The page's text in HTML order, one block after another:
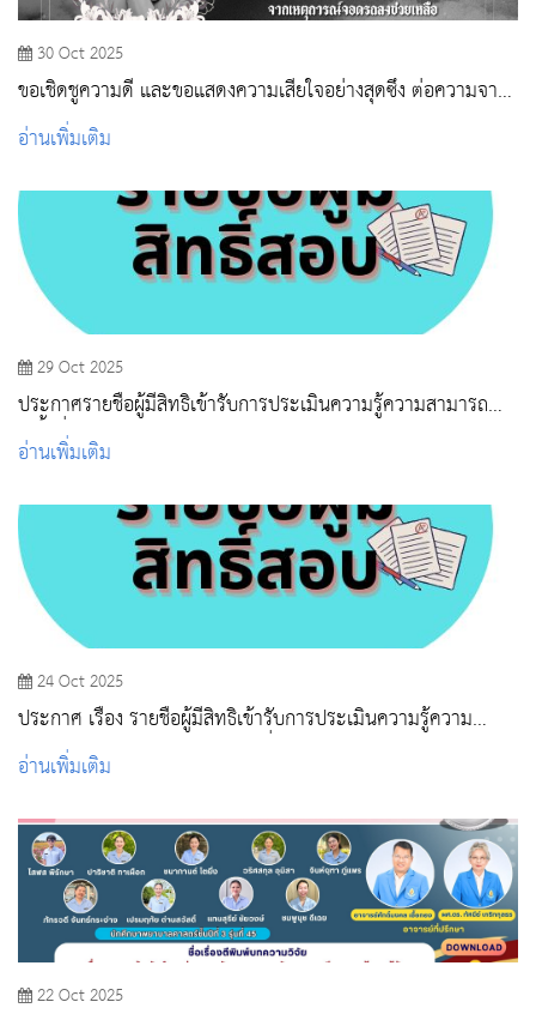
30 Oct 2025
ขอเชิดชูความดี และขอแสดงความเสียใจอย่างสุดซึ้ง ต่อความจาก
ไปของนางสาวจิรวดี ท่อนทองแดง
อ่านเพิ่มเติม
29 Oct 2025
ประกาศรายชื่อผู้มีสิทธิเข้ารับการประเมินความรู้ความสามารถ
(ครั้งที่ 2)
อ่านเพิ่มเติม
24 Oct 2025
ประกาศ เรื่อง รายชื่อผู้มีสิทธิเข้ารับการประเมินความรู้ความ
สามารถ ทักษะ และสมรรถนะ เพื่อเลือกสรรเป็นพนักงานจ้างเหมา
บริการ (งานบรรณารักษ์/งานบริการวิชาการ/งานทำความสะอาด)
อ่านเพิ่มเติม
22 Oct 2025